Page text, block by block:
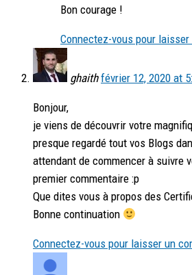
Bon courage !
Connectez-vous pour
ghaith février 12, 2020 at
Bonjour,
je viens de découvrir votre
presque regardé tout vos Blogs
attendant de commencer à suivre
premier commentaire :p
Que dites vous à propos des
Bonne continuation
Connectez-vous pour laisser un